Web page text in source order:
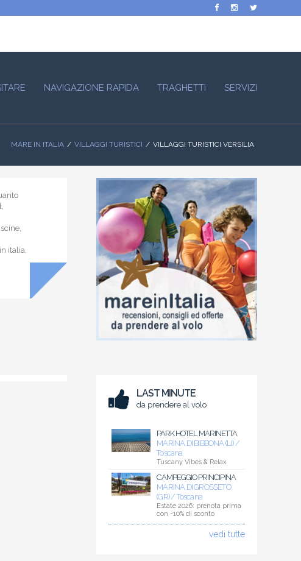
NAVIGAZIONE RAPIDA TRAGHETTI SERVIZI
MARE IN ITALIA VILLAGGI TURISTICI VILLAGGI TURISTICI VERSILIA
italia,
LAST MINUTE
da prendere al volo
PARK HOTEL MARINETTA
MARINA DI BIBBONA (LI) /
Toscana
Tuscany Vibes & Relax
CAMPEGGIO PRINCIPINA
MARINA DI GROSSETO
(GR) / Toscana
Estate 2026: prenota prima
con -10% di sconto
vedi tutte